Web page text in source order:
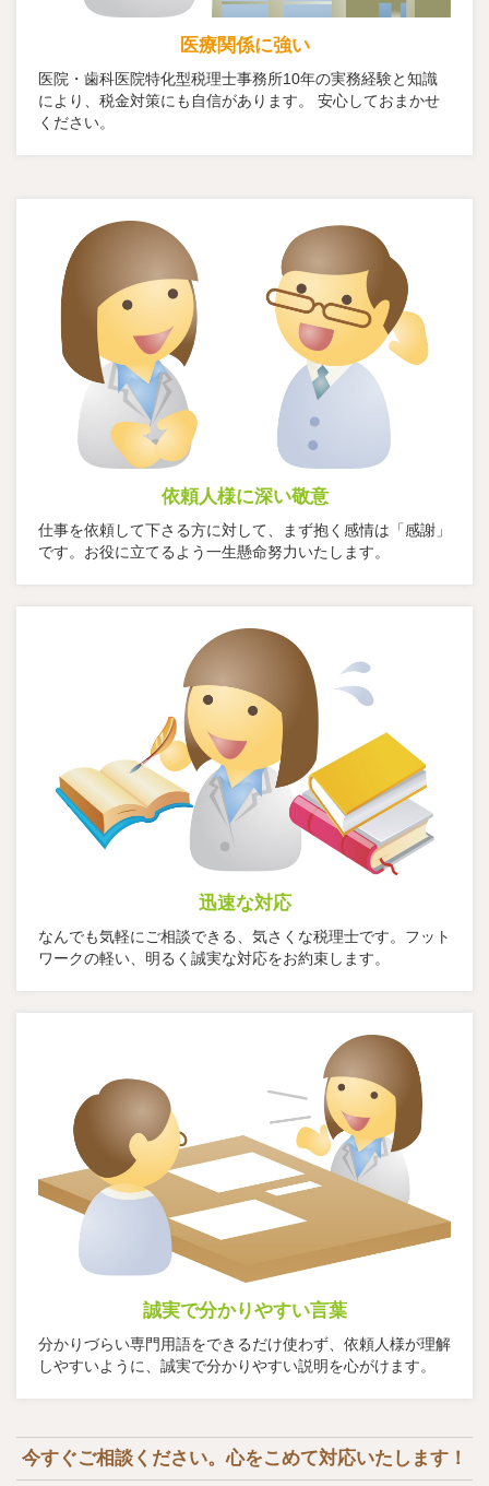
医療関係に強い
医院・歯科医院特化型税理士事務所10年の実務経験と知識
により、税金対策にも自信があります。 安心しておまかせ
ください。
依頼人様に深い敬意
仕事を依頼して下さる方に対して、まず抱く感情は「感謝」
です。お役に立てるよう一生懸命努力いたします。
迅速な対応
なんでも気軽にご相談できる、気さくな税理士です。フット
ワークの軽い、明るく誠実な対応をお約束します。
誠実で分かりやすい言葉
分かりづらい専門用語をできるだけ使わず、依頼人様が理解
しやすいように、誠実で分かりやすい説明を心がけます。
今すぐご相談ください。心をこめて対応いたします！